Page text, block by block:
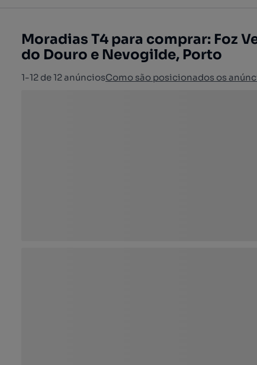
Moradias T4 para comprar: Foz
do Douro e Nevogilde, Porto
1-12 de 12 anúnciosComo são posicionados os